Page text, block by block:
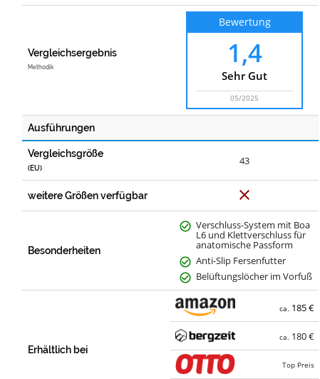
Vergleichsergebnis
Methodik
Bewertung
1,4
Sehr Gut
05/2025
Ausführungen
Vergleichsgröße
(EU)
43
weitere Größen verfügbar
i
n
Besonderheiten
Verschluss-System mit Boa
L6 und Klettverschluss für
anatomische Passform
Anti-Slip Fersenfutter
Belüftungslöcher im Vorfuß
Erhältlich bei
ca. 185 €
ca. 180 €
Top Preis